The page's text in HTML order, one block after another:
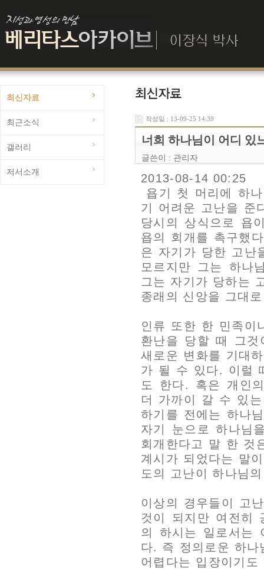
최신자료
최근소식
갤러리
저서소개
작성일 : 13-09-25 14:39
너희 하나님이 어디 있
글쓴이 : 관리자
2013-08-14 00:25
욥기 첫 머리에 하
기 어려운 고난을 준
당시의 상식으로 욥
욥의 회개를 촉구했
은 자기가 당한 고난
모르지만 그는 하나
그는 자기가 당하는
종래의 신앙을 그대
인류 또한 한 민족이
환난을 당할 때 그
새로운 변화를 기대
가 될 수 있다. 이럴
도 한다. 혹은 개인
더 가까이 갈 수 있
하기를 전에는 하나
자기 눈으로 하나님
회개한다고 말 한 것
계시가 되었다는 말
도의 고난이 하나님
이상의 경우들이 고
것이 되지만 여전히
의 하시는 일로서는
다. 즉 정의로운 하나
어렵다는 입장이기